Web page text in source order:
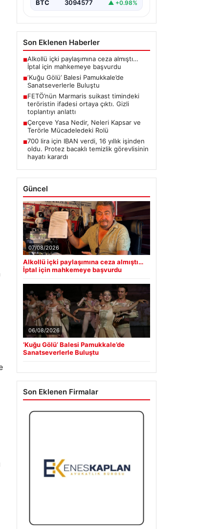
BTC 3094577 ▲ +0.98%
Son Eklenen Haberler
■Alkollü içki paylaşımına ceza almıştı…
İptal için mahkemeye başvurdu
■‘Kuğu Gölü’ Balesi Pamukkale’de
Sanatseverlerle Buluştu
■FETÖ’nün Marmaris suikast timindeki
teröristin ifadesi ortaya çıktı. Gizli
toplantıyı anlattı
■Çerçeve Yasa Nedir, Neleri Kapsar ve
Terörle Mücadeledeki Rolü
■700 lira için IBAN verdi, 16 yıllık işinden
oldu. Protez bacaklı temizlik görevlisinin
hayatı karardı
Güncel
07/08/2026
Alkollü içki paylaşımına ceza almıştı…
İptal için mahkemeye başvurdu
06/08/2026
‘Kuğu Gölü’ Balesi Pamukkale’de
Sanatseverlerle Buluştu
Son Eklenen Firmalar